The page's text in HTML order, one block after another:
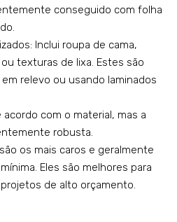
conseguido com folha
Inclui roupa de cama,
texturas de lixa. Estes são
relevo ou usando laminados
acordo com o material, mas a
robusta.
os mais caros e geralmente
Eles são melhores para
de alto orçamento.